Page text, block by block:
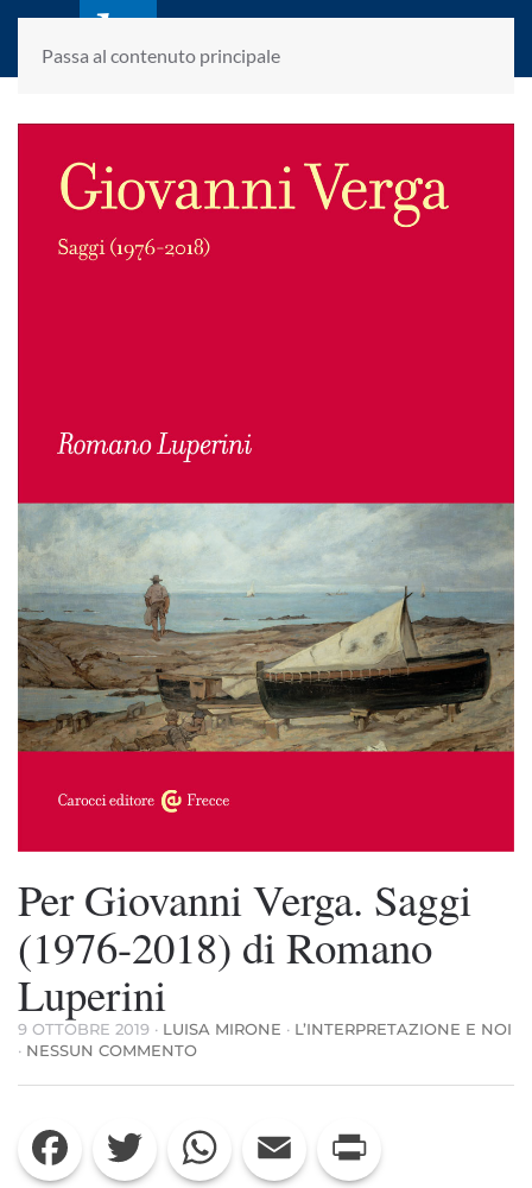
Passa al contenuto principale
laletteraturaenoi.it
fondato da Romano Luperini
Per Giovanni Verga. Saggi
(1976-2018) di Romano
Luperini
9 OTTOBRE 2019 · LUISA MIRONE · L’INTERPRETAZIONE E NOI
· NESSUN COMMENTOSU
GIOVANNI
SAGGI
(1976-
2018)
Facebook Twitter WhatsApp Email